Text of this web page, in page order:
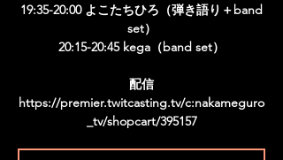
19:35-20:00 よこたちひろ（弾き語り＋band
set）
20:15-20:45 kega（band set）
配信
https://premier.twitcasting.tv/c:nakameguro
_tv/shopcart/395157